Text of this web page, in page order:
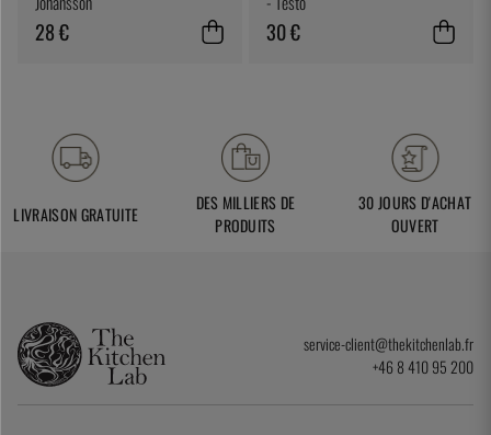
28 € 30 €
LIVRAISON GRATUITE
DES MILLIERS DE
PRODUITS
30 JOURS D'ACHAT
OUVERT
service-client@thekitchenlab.fr
+46 8 410 95 200